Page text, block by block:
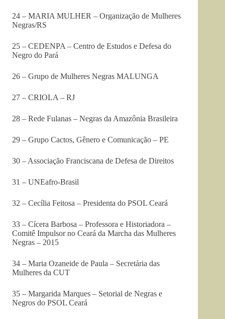
24 – MARIA MULHER – Organização de Mulheres
Negras/RS
25 – CEDENPA – Centro de Estudos e Defesa do
Negro do Pará
26 – Grupo de Mulheres Negras MALUNGA
27 – CRIOLA – RJ
28 – Rede Fulanas – Negras da Amazônia Brasileira
29 – Grupo Cactos, Gênero e Comunicação – PE
30 – Associação Franciscana de Defesa de Direitos
31 – UNEafro-Brasil
32 – Cecília Feitosa – Presidenta do PSOL Ceará
33 – Cícera Barbosa – Professora e Historiadora –
Comitê Impulsor no Ceará da Marcha das Mulheres
Negras – 2015
34 – Maria Ozaneide de Paula – Secretária das
Mulheres da CUT
35 – Margarida Marques – Setorial de Negras e
Negros do PSOL Ceará